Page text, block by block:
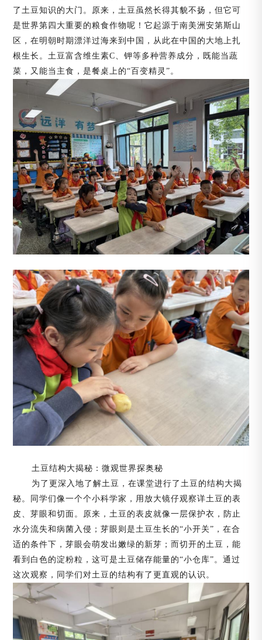
了土豆知识的大门。原来，土豆虽然长得其貌不扬，但它可
是世界第四大重要的粮食作物呢！它起源于南美洲安第斯山
区，在明朝时期漂洋过海来到中国，从此在中国的大地上扎
根生长。土豆富含维生素C、钾等多种营养成分，既能当蔬
菜，又能当主食，是餐桌上的“百变精灵”。
土豆结构大揭秘：微观世界探奥秘
为了更深入地了解土豆，在课堂进行了土豆的结构大揭
秘。同学们像一个个小科学家，用放大镜仔观察详土豆的表
皮、芽眼和切面。原来，土豆的表皮就像一层保护衣，防止
水分流失和病菌入侵；芽眼则是土豆生长的“小开关”，在合
适的条件下，芽眼会萌发出嫩绿的新芽；而切开的土豆，能
看到白色的淀粉粒，这可是土豆储存能量的“小仓库”。通过
这次观察，同学们对土豆的结构有了更直观的认识。